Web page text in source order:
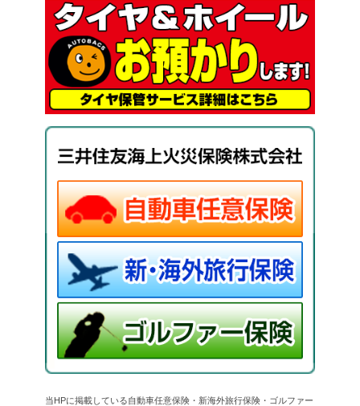
当HPに掲載している自動車任意保険・新海外旅行保険・ゴルファー